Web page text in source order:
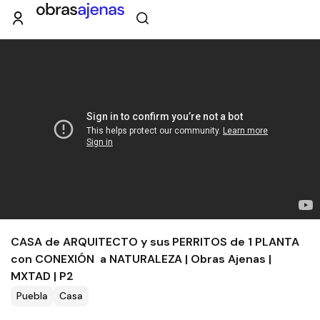
CASA de ARQUITECTO y sus PERRITOS de 1 PLANTA
con CONEXIÓN a NATURALEZA | Obras Ajenas |
MXTAD | P2
Puebla Casa